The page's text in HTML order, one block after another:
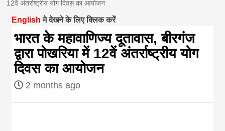
magazine of
Nepal brings
news in hindi
12वें अंतर्राष्ट्रीय योग दिवस का आयोजन
English मे देखने के लिए क्लिक करें
भारत के महावाणिज्य दूतावास, बीरगंज
द्वारा पोखरिया में 12वें अंतर्राष्ट्रीय योग
दिवस का आयोजन
2 months ago